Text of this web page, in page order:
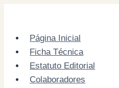
contentPágina Inicial
Ficha Técnica
Estatuto Editorial
Colaboradores